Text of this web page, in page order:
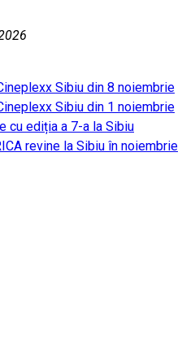
Sibiu din 8 noiembrie
Sibiu din 1 noiembrie
cu ediția a 7-a la Sibiu
revine la Sibiu în noiembrie